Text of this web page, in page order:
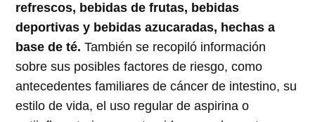
refrescos, bebidas de frutas, bebidas
deportivas y bebidas azucaradas, hechas a
base de té.También se recopiló información
sobre sus posibles factores de riesgo, como
antecedentes familiares de cáncer de intestino, su
estilo de vida, el uso regular de aspirina o